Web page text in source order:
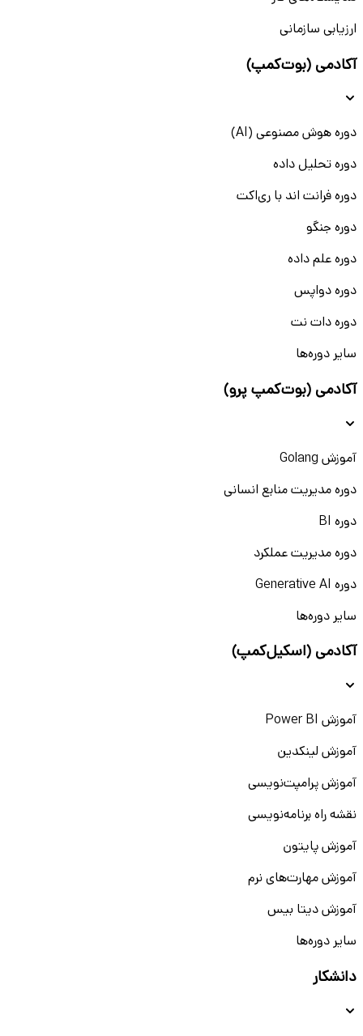
ارزیابی سازمانی
آکادمی (بوت‌کمپ)
دوره هوش مصنوعی (AI)
دوره تحلیل داده
دوره فرانت اند با ری‌اکت
دوره جنگو
دوره علم داده
دوره دواپس
دوره دات نت
سایر دوره‌ها
آکادمی (بوت‌کمپ پرو)
آموزش Golang
دوره مدیریت منابع انسانی
دوره BI
دوره مدیریت عملکرد
دوره Generative AI
سایر دوره‌ها
آکادمی (اسکیل‌کمپ)
آموزش Power BI
آموزش لینکدین
آموزش پرامپت‌نویسی
نقشه راه برنامه‌نویسی
آموزش پایتون
آموزش مهارت‌های نرم
آموزش دیتا بیس
سایر دوره‌ها
دانشکار